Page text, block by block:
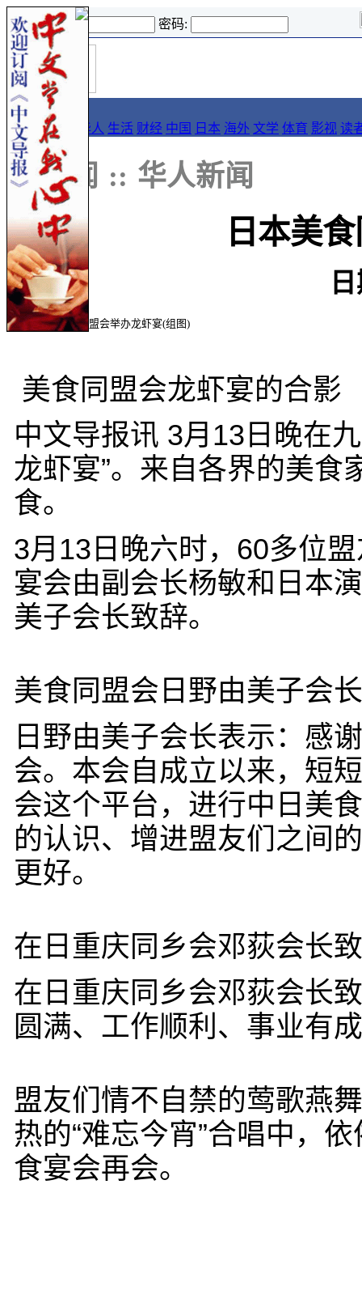
登录名: 密码:
首
页
导报
要闻 论坛 华人 生活 财经 中国 日本 海外 文学 体育 影视 读
:: 新闻 :: 华人新闻
日本美
美食同盟会龙虾宴的合影
中文导报讯 3月13日晚在
龙虾宴”。来自各界的美
食。
3月13日晚六时，60多位
宴会由副会长杨敏和日本
美子会长致辞。
美食同盟会日野由美子会
日野由美子会长表示：感
会。本会自成立以来，短
会这个平台，进行中日美
的认识、增进盟友们之间
更好。
在日重庆同乡会邓荻会长
在日重庆同乡会邓荻会长
圆满、工作顺利、事业有
盟友们情不自禁的莺歌燕
热的“难忘今宵”合唱中，
食宴会再会。